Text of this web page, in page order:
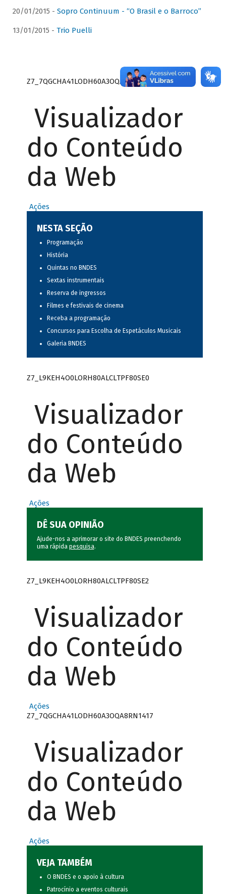
20/01/2015 - Sopro Continuum - “O Brasil e o Barroco”
13/01/2015 - Trio Puelli
Z7_7QGCHA41LODH60A3OQA8RN1415
Visualizador
do Conteúdo
da Web
Ações
NESTA SEÇÃO
Programação
História
Quintas no BNDES
Sextas instrumentais
Reserva de ingressos
Filmes e festivais de cinema
Receba a programação
Concursos para Escolha de Espetáculos Musicais
Galeria BNDES
Z7_L9KEH4O0LORH80ALCLTPF80SE0
Visualizador
do Conteúdo
da Web
Ações
DÊ SUA OPINIÃO
Ajude-nos a aprimorar o site do BNDES preenchendo
uma rápida pesquisa.
Z7_L9KEH4O0LORH80ALCLTPF80SE2
Visualizador
do Conteúdo
da Web
Ações
Z7_7QGCHA41LODH60A3OQA8RN1417
Visualizador
do Conteúdo
da Web
Ações
VEJA TAMBÉM
O BNDES e o apoio à cultura
Patrocínio a eventos culturais